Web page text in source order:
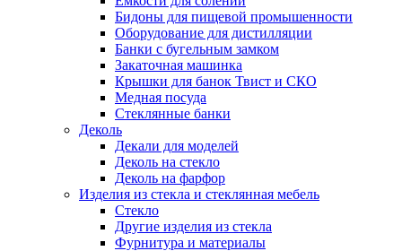
Бидоны для пищевой промышенности
Оборудование для дистилляции
Банки с бугельным замком
Закаточная машинка
Крышки для банок Твист и СКО
Медная посуда
Стеклянные банки
Деколь
Декали для моделей
Деколь на стекло
Деколь на фарфор
Изделия из стекла и стеклянная мебель
Стекло
Другие изделия из стекла
Фурнитура и материалы